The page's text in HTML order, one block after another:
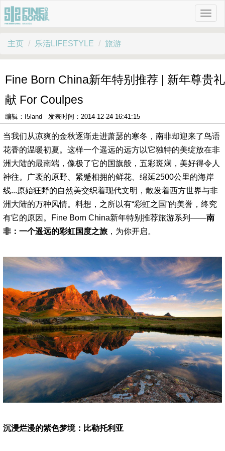
主页 乐活LIFESTYLE 旅游
Fine Born China新年特别推荐 | 新年尊贵礼
献 For Coulpes
编辑：I5land 发表时间：2014-12-24 16:41:15
当我们从凉爽的金秋逐渐走进萧瑟的寒冬，南非却迎来了鸟语
花香的温暖初夏。这样一个遥远的远方以它独特的美绽放在非
洲大陆的最南端，像极了它的国旗般，五彩斑斓，美好得令人
神往。广袤的原野、紧蹙相拥的鲜花、绵延2500公里的海岸
线...原始狂野的自然美交织着现代文明，散发着西方世界与非
洲大陆的万种风情。料想，之所以有“彩虹之国”的美誉，终究
有它的原因。Fine Born China新年特别推荐旅游系列——南
非：一个遥远的彩虹国度之旅 ，为你开启。
沉浸烂漫的紫色梦境：比勒托利亚